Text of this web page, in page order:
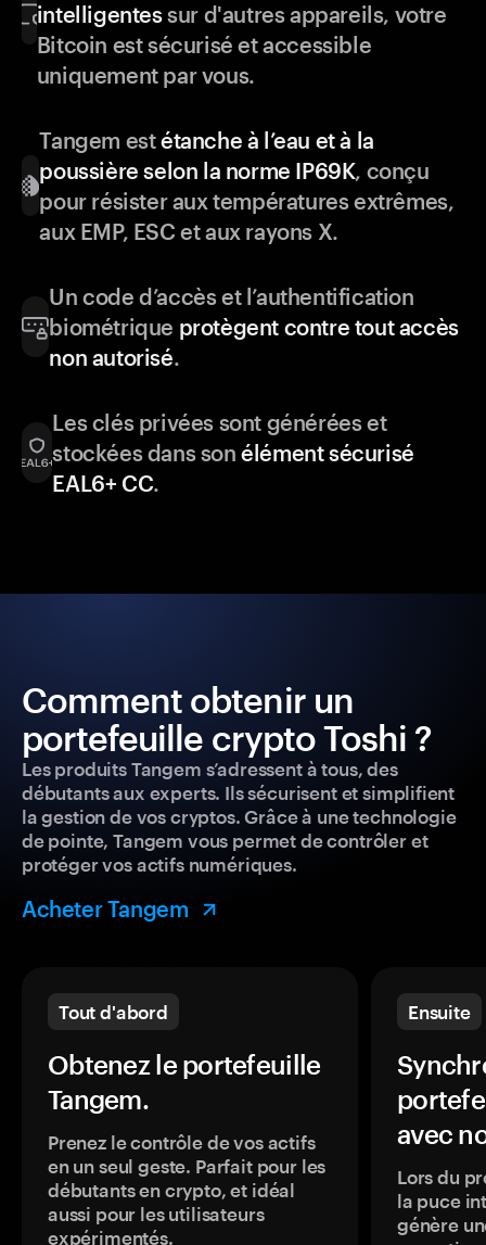
intelligentessur d'autres appareils, votre
Bitcoin est sécurisé et accessible
uniquement par vous.
Tangem estétanche à l’eau et à la
poussière selon la norme IP69K, conçu
pour résister aux températures extrêmes,
aux EMP, ESC et aux rayons X.
Un code d’accès et l’authentification
biométrique protègent contre tout accès
non autorisé.
Les clés privées sont générées et
stockées dans sonélément sécurisé
EAL6+ CC.
Comment obtenir un
portefeuille crypto Toshi ?
Les produits Tangem s’adressent à tous, des
débutants aux experts. Ils sécurisent et simplifient
la gestion de vos cryptos. Grâce à une technologie
de pointe, Tangem vous permet de contrôler et
protéger vos actifs numériques.
Acheter Tangem
Tout d'abord
Obtenez le portefeuille
Tangem.
Prenez le contrôle de vos actifs
en un seul geste. Parfait pour les
débutants en crypto, et idéal
aussi pour les utilisateurs
expérimentés.
Ensuite
avec
Lors du
la puce
génère